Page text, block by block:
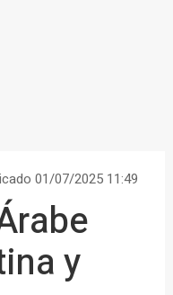
01/07/2025 11:49
y